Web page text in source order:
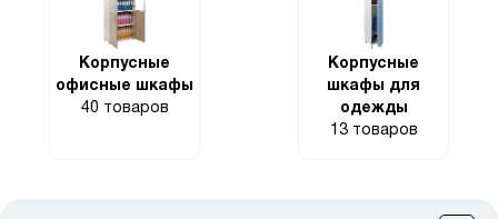
Корпусные
офисные шкафы
40 товаров
Корпусные
шкафы для
одежды
13 товаров